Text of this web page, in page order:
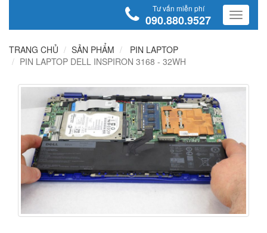
Tư vấn miễn phí
090.880.9527
TRANG CHỦ SẢN PHẨM
PIN LAPTOP
PIN LAPTOP DELL INSPIRON 3168 - 32WH